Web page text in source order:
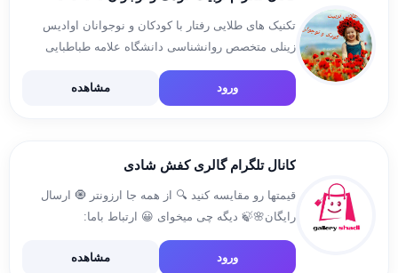
تکنیک های طلایی رفتار با کودکان و نوجوانان اوادیس
زینلی متخصص روانشناسی دانشگاه علامه طباطبایی
تهران و مدرس دانشگاه روانکاوی،تراپی نوجوان و
بزرگسال و تبلیغات پیام در شخصی ID @Avadisszeinaly
ورود مشاهده
کانال تلگرام گالری کفش شادی
قیمتها رو مقایسه کنید 🔍 از همه جا ارزونتر 🧿 ارسال
رایگان🌸🍃 دیگه چی میخوای 😀 ارتباط باما:
@Nasringheisari اینستاگرام👇
http://Instagram.com/galleryshadi_kafsh لینک کانال
ورود مشاهده